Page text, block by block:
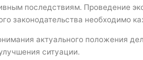
последствиям. Проведение
законодательства необходимо
актуального положения
ситуации.